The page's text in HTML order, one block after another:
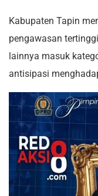
Kabupaten Tapin
pengawasan
lainnya masuk
antisipasi